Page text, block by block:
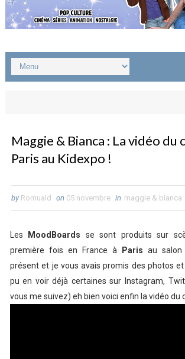
Maggie & Bianca : La vidéo du
Paris au Kidexpo !
by Romuald on 05 novembre in maggie & bianca
Les MoodBoards se sont produits sur
première fois en France à
Paris au salon
présent et je vous avais promis des photos
pu en voir déjà certaines sur Instagram,
vous me suivez) eh bien voici enfin la vidéo du